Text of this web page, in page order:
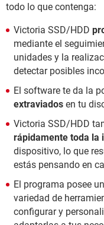
todo lo que contenga:
Victoria SSD/HDD
mediante el
unidades y la
detectar posibles
El software te da la
extraviados en tu
Victoria SSD/HDD
rápidamente toda la
dispositivo, lo que
estás pensando en
El programa posee
variedad de
configurar y